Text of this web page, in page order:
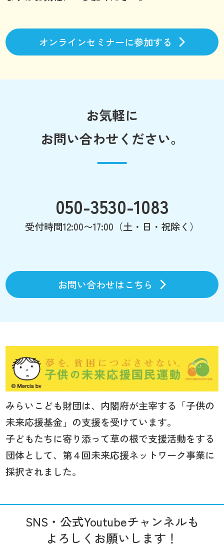
オンラインセミナーに参加する
お気軽に
お問い合わせください。
050-3530-1083
受付時間12:00〜17:00（土・日・祝除く）
お問い合わせはこちら
みらいこども財団は、内閣府が主宰する「子供の
未来応援基金」の支援を受けています。
子どもたちに寄り添って草の根で支援活動をする
団体として、第４回未来応援ネットワーク事業に
採択されました。
SNS・公式Youtubeチャンネルも
よろしくお願いします！